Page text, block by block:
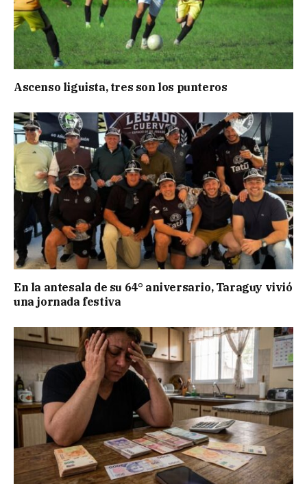
Ascenso liguista, tres son los punteros
En la antesala de su 64° aniversario, Taraguy vivió
una jornada festiva